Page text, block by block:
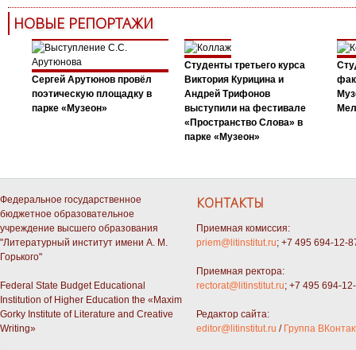
НОВЫЕ РЕПОРТАЖИ
Сергей Арутюнов провёл
поэтическую площадку в
парке «Музеон»
Студенты третьего курса
Виктория Курицина и
Андрей Трифонов
выступили на фестивале
«Пространство Слова» в
парке «Музеон»
Федеральное государственное
бюджетное образовательное
учреждение высшего образования
"Литературный институт имени А. М.
Горького"
Federal State Budget Educational
Institution of Higher Education the «Maxim
Gorky Institute of Literature and Creative
Writing»
КОНТАКТЫ
Приемная комиссия:
priem@litinstitut.ru; +7 495 694-12-
Приемная ректора:
rectorat@litinstitut.ru; +7 495 694-
Редактор сайта:
editor@litinstitut.ru / Группа